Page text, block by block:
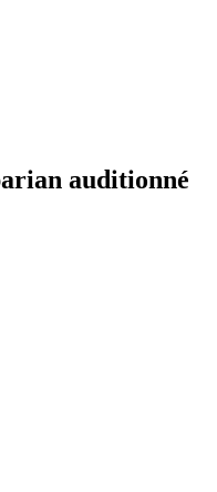
auditionné